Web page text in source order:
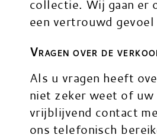
collectie. Wij gaan er
een vertrouwd
Vragen over de
Als u vragen heeft
niet zeker weet of
vrijblijvend contact
ons telefonisch